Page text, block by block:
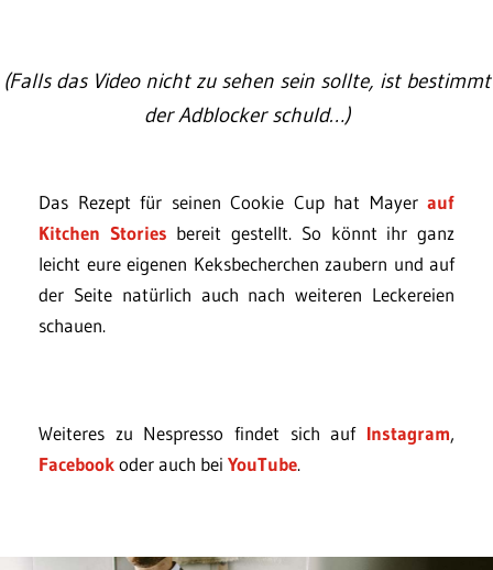
(Falls das Video nicht zu sehen sein sollte, ist bestimmt
der Adblocker schuld…)
Das Rezept für seinen Cookie Cup hat Mayer auf
Kitchen Stories bereit gestellt. So könnt ihr ganz
leicht eure eigenen Keksbecherchen zaubern und auf
der Seite natürlich auch nach weiteren Leckereien
schauen.
Weiteres zu Nespresso findet sich auf Instagram,
Facebookoder auch bei YouTube.